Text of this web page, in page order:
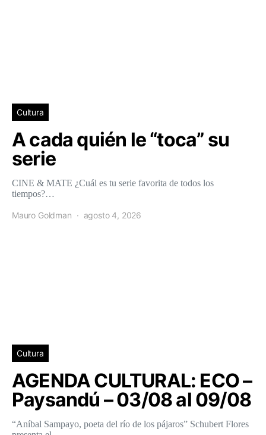
Cultura
A cada quién le “toca” su
serie
CINE & MATE ¿Cuál es tu serie favorita de todos los
tiempos?…
Mauro Goldman agosto 4, 2026
Cultura
AGENDA CULTURAL: ECO –
Paysandú – 03/08 al 09/08
“Aníbal Sampayo, poeta del río de los pájaros” Schubert Flores